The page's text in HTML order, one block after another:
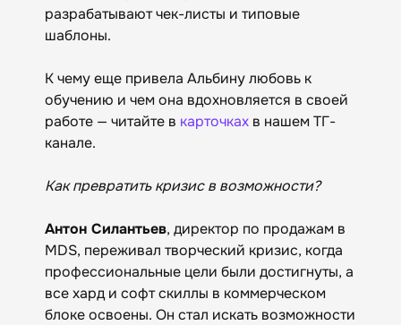
разрабатывают чек-листы и типовые
шаблоны.
К чему еще привела Альбину любовь к
обучению и чем она вдохновляется в своей
работе — читайте в карточках в нашем ТГ-
канале.
Как превратить кризис в возможности?
Антон Силантьев, директор по продажам в
MDS, переживал творческий кризис, когда
профессиональные цели были достигнуты, а
все хард и софт скиллы в коммерческом
блоке освоены. Он стал искать возможности